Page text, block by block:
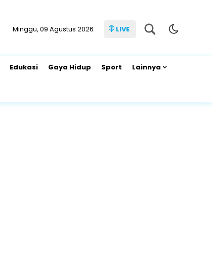
Minggu, 09 Agustus 2026 LIVE
Edukasi Gaya Hidup Sport Lainnya